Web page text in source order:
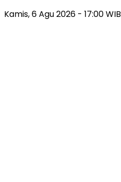
Kamis, 6 Agu 2026 - 17:00 WIB